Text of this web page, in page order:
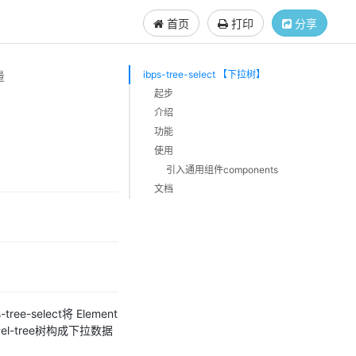
首页 打印 分享
ibps-tree-select 【下拉树】
起步
介绍
功能
使用
引入通用组件components
文档
tree-select将 Element
tree树构成下拉数据